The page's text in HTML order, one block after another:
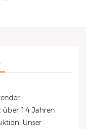
über 14 Jahren
Unser